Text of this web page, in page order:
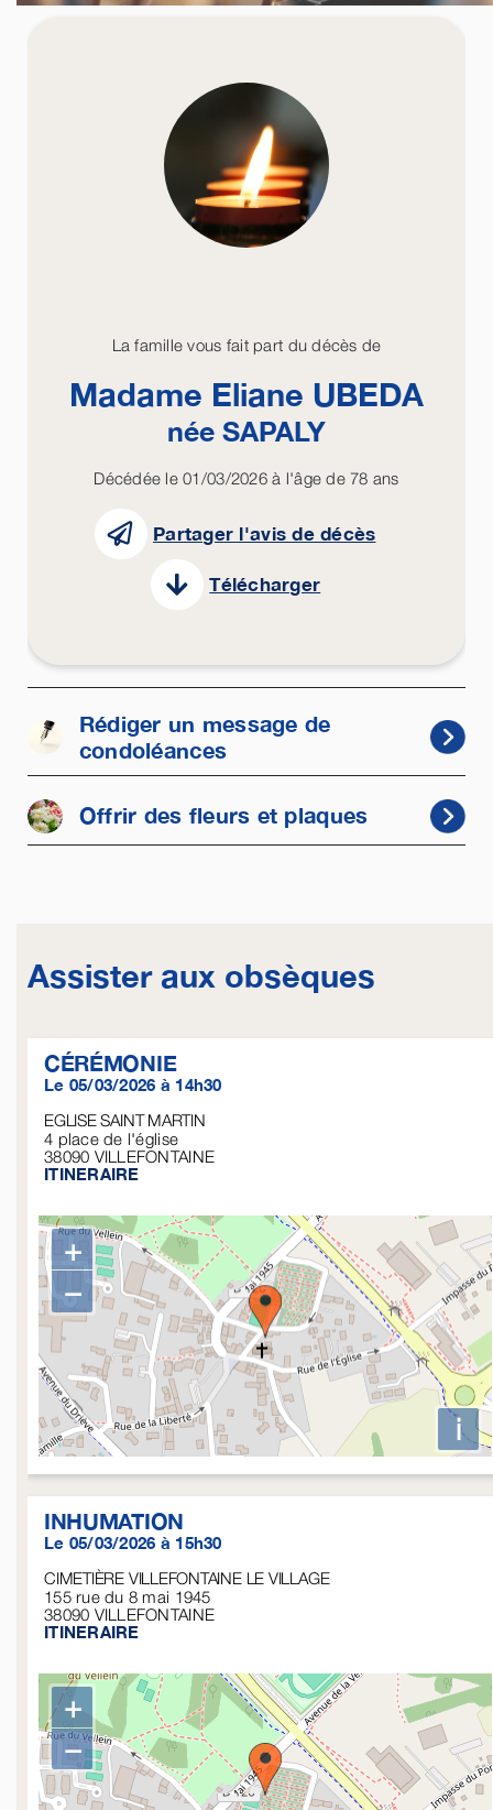
La famille vous fait part du décès de
Madame Eliane UBEDA
née SAPALY
Décédée le 01/03/2026 à l'âge de 78 ans
Partager l'avis de décès
Télécharger
Rédiger un message de
condoléances
Offrir des fleurs et plaques
Assister aux obsèques
CÉRÉMONIE
Le 05/03/2026 à 14h30
EGLISE SAINT MARTIN
4 place de l'église
38090 VILLEFONTAINE
ITINERAIRE
+
−
i
INHUMATION
Le 05/03/2026 à 15h30
CIMETIÈRE VILLEFONTAINE LE VILLAGE
155 rue du 8 mai 1945
38090 VILLEFONTAINE
ITINERAIRE
+
−